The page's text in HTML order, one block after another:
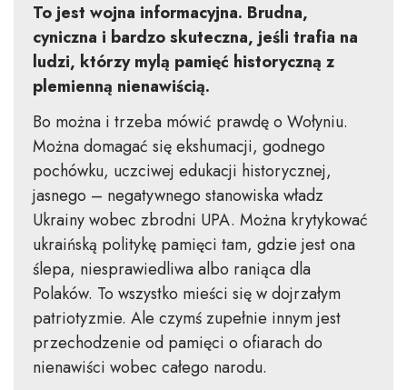
To jest wojna informacyjna. Brudna,
cyniczna i bardzo skuteczna, jeśli trafia na
ludzi, którzy mylą pamięć historyczną z
plemienną nienawiścią.
Bo można i trzeba mówić prawdę o Wołyniu.
Można domagać się ekshumacji, godnego
pochówku, uczciwej edukacji historycznej,
jasnego – negatywnego stanowiska władz
Ukrainy wobec zbrodni UPA. Można krytykować
ukraińską politykę pamięci tam, gdzie jest ona
ślepa, niesprawiedliwa albo raniąca dla
Polaków. To wszystko mieści się w dojrzałym
patriotyzmie. Ale czymś zupełnie innym jest
przechodzenie od pamięci o ofiarach do
nienawiści wobec całego narodu.